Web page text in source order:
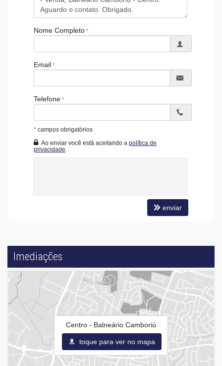
Gás Central
Box de Praia
Acessibilidade para PNE
Nome Completo
Email
Telefone
* campos obrigatórios
Ao enviar você está aceitando a política de
privacidade
enviar
Imediações
Centro - Balneário Camboriú
toque para ver no mapa